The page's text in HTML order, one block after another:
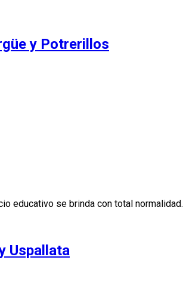
y Potrerillos
educativo se brinda con total normalidad.
Uspallata